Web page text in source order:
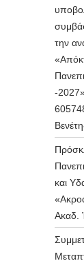
την
-
και
Ακαδ.